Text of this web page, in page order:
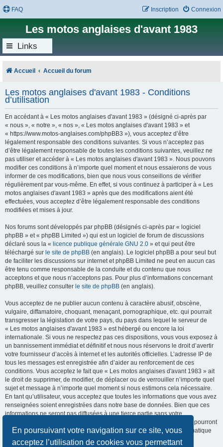
En poursuivant votre navigation sur ce site, vous
acceptez l’utilisation de cookies vous permettant
FAQ Connexion
Inscription
Les motos anglaises d'avant 1983
Links
Accueil Accueil du forum
Les motos anglaises d'avant 1983 - Conditions
d’utilisation
En accédant à « Les motos anglaises d'avant 1983 » (désigné ci-après par
« nous », « notre », « nos », « Les motos anglaises d'avant 1983 » et
« https://www.motos-anglaises.com/phpBB3 »), vous acceptez d’être
légalement responsable des conditions suivantes. Si vous n’acceptez pas
d’être légalement responsable de toutes les conditions suivantes, veuillez ne
pas utiliser et accéder à « Les motos anglaises d'avant 1983 ». Nous pouvons
modifier ces conditions à n’importe quel moment et nous essaierons de vous
informer de ces modifications, bien que nous vous conseillons de vérifier
régulièrement par vous-même. En effet, si vous continuez à participer à « Les
motos anglaises d'avant 1983 » après que des modifications aient été
effectuées, vous acceptez d’être légalement responsable des conditions
modifiées et mises à jour.
Nos forums sont développés par phpBB (désignés ci-après par « logiciel
phpBB » et « phpBB Limited ») qui est un logiciel de forum de discussions
déclaré sous la « licence publique générale GNU 2.0 » et qui peut être
téléchargé sur le site de phpBB (en anglais). Le logiciel phpBB a pour seul but
de faciliter les discussions sur internet et phpBB Limited ne peut en aucun cas
être tenu comme responsable de la conduite et du contenu que nous
acceptons et que nous n’acceptons pas. Pour plus d’informations concernant
phpBB, veuillez consulter le site de phpBB (en anglais).
Vous acceptez de ne publier aucun contenu à caractère abusif, obscène,
vulgaire, diffamatoire, choquant, menaçant, pornographique, etc. qui pourrait
transgresser la législation de votre pays, du pays dans lequel le serveur de
« Les motos anglaises d'avant 1983 » est hébergé ou encore la loi
internationale. Si vous ne respectez pas ces dispositions, vous vous exposez à
un bannissement immédiat et définitif et nous nous réservons le droit d’avertir
votre fournisseur d’accès à internet et les autorités officielles. L’adresse IP de
tous les messages est enregistrée afin d’aider au renforcement de ces
conditions. Vous acceptez le fait que « Les motos anglaises d'avant 1983 » ait
le droit de supprimer, de modifier, de déplacer ou de verrouiller n’importe quel
sujet et message à n’importe quel moment si nous estimons cela nécessaire.
En tant qu’utilisateur, vous acceptez que toutes les informations que vous avez
renseignées soient enregistrées dans notre base de données. Bien que ces
informations ne seront pas diffusées à une tierce partie sans votre
consentement, ni « Les motos anglaises d'avant 1983 », ni phpBB, ne pourront
être tenus comme responsables en cas de tentative de piratage informatique
visant à compromettre vos données.